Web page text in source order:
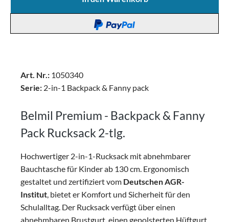
Art. Nr.: 1050340
Serie: 2-in-1 Backpack & Fanny pack
Belmil Premium - Backpack & Fanny
Pack Rucksack 2-tlg.
Hochwertiger 2-in-1-Rucksack mit abnehmbarer
Bauchtasche für Kinder ab 130 cm. Ergonomisch
gestaltet und zertifiziert vom Deutschen AGR-
Institut, bietet er Komfort und Sicherheit für den
Schulalltag. Der Rucksack verfügt über einen
abnehmbaren Brustgurt, einen gepolsterten Hüftgurt